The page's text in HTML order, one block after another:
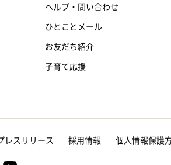
ヘルプ・問い合わせ
ひとことメール
お友だち紹介
子育て応援
レスリリース 採用情報 個人情報保護